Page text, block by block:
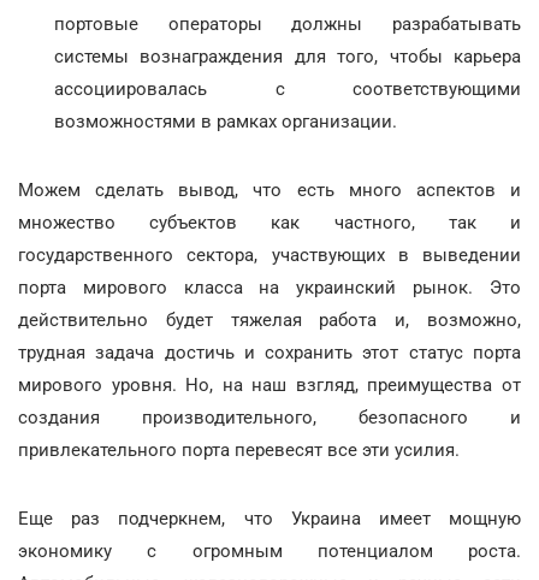
портовые операторы должны разрабатывать
системы вознаграждения для того, чтобы карьера
ассоциировалась с соответствующими
возможностями в рамках организации.
Можем сделать вывод, что есть много аспектов и
множество субъектов как частного, так и
государственного сектора, участвующих в выведении
порта мирового класса на украинский рынок. Это
действительно будет тяжелая работа и, возможно,
трудная задача достичь и сохранить этот статус порта
мирового уровня. Но, на наш взгляд, преимущества от
создания производительного, безопасного и
привлекательного порта перевесят все эти усилия.
Еще раз подчеркнем, что Украина имеет мощную
экономику с огромным потенциалом роста.